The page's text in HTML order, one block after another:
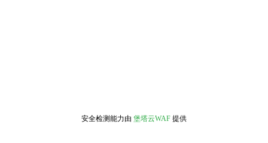
安全检测能力由 堡塔云WAF 提供